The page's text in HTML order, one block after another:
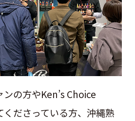
の方やKen’s Choice
くださっている方、沖縄熟